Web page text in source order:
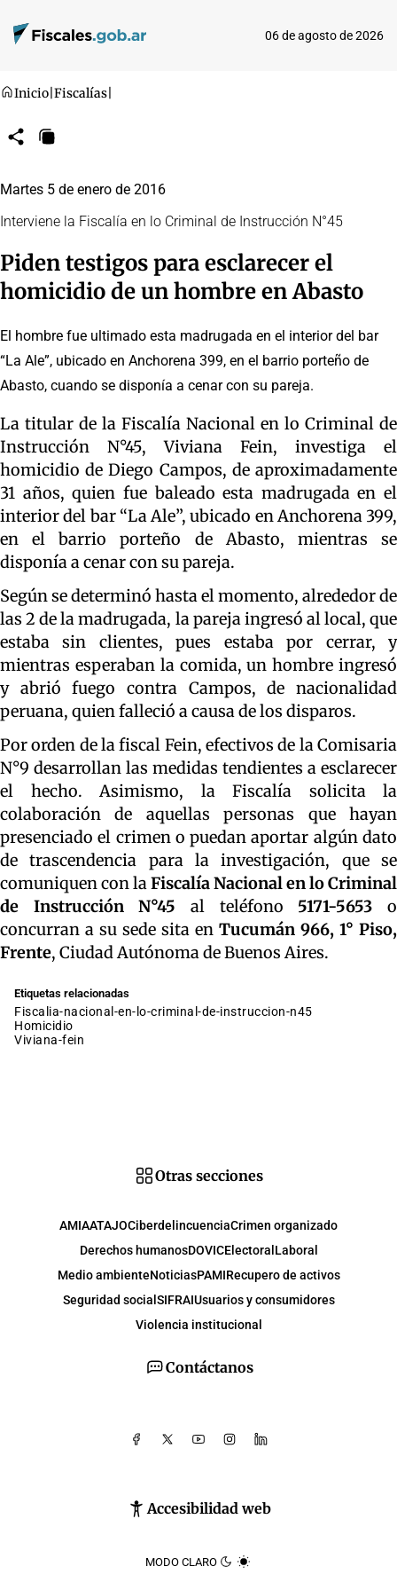
06 de agosto de 2026
Inicio Fiscalías
CompartirCopiar
Martes 5 de enero de 2016
Interviene la Fiscalía en lo Criminal de Instrucción N°45
Piden testigos para esclarecer el
homicidio de un hombre en Abasto
El hombre fue ultimado esta madrugada en el interior del bar
“La Ale”, ubicado en Anchorena 399, en el barrio porteño de
Abasto, cuando se disponía a cenar con su pareja.
La titular de la Fiscalía Nacional en lo Criminal de
Instrucción N°45, Viviana Fein, investiga el
homicidio de Diego Campos, de aproximadamente
31 años, quien fue baleado esta madrugada en el
interior del bar “La Ale”, ubicado en Anchorena 399,
en el barrio porteño de Abasto, mientras se
disponía a cenar con su pareja.
Según se determinó hasta el momento, alrededor de
las 2 de la madrugada, la pareja ingresó al local, que
estaba sin clientes, pues estaba por cerrar, y
mientras esperaban la comida, un hombre ingresó
y abrió fuego contra Campos, de nacionalidad
peruana, quien falleció a causa de los disparos.
Por orden de la fiscal Fein, efectivos de la Comisaria
N°9 desarrollan las medidas tendientes a esclarecer
el hecho. Asimismo, la Fiscalía solicita la
colaboración de aquellas personas que hayan
presenciado el crimen o puedan aportar algún dato
de trascendencia para la investigación, que se
comuniquen con laFiscalía Nacional en lo Criminal
de Instrucción N°45 al teléfono 5171-5653 o
concurran a su sede sita en Tucumán 966, 1° Piso,
Frente, Ciudad Autónoma de Buenos Aires.
Etiquetas relacionadas
fiscalia-nacional-en-lo-criminal-de-instruccion-n45
homicidio
viviana-fein
Contáctanos
Accesibilidad web
MODO CLARO
Otras secciones
AMIAATAJOCiberdelincuenciaCrimen organizado
Derechos humanosDOVICElectoral Laboral
Medio ambienteNoticiasPAMIRecupero de activos
Seguridad social SIFRAIUsuarios y consumidores
Violencia institucional